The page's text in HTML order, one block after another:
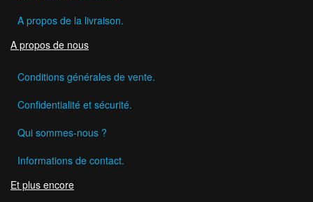
A propos de la livraison.
A propos de nous
Conditions générales de vente.
Confidentialité et sécurité.
Qui sommes-nous ?
Informations de contact.
Et plus encore